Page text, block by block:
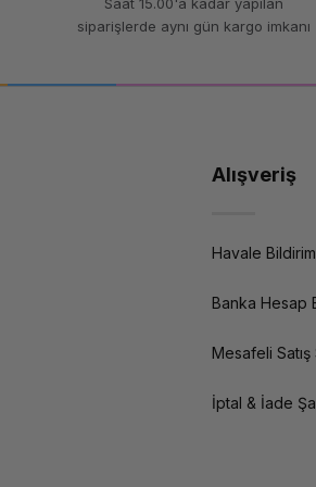
siparişlerde aynı gün kargo imkanı
Alışveriş
Havale
Banka Hesap
Mesafeli
İptal & İade